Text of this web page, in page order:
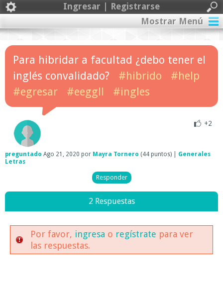
Ingresar | Registrarse
Mostrar Menú
Para hibridar a facultad ¿debo tener el
inglés convalidado?
#hibrido
#help
#egresar
#eeggll #ingles
+2
preguntado Ago 21, 2020 por Mayra Tornero (44 puntos)
Generales
Letras
2 Respuestas
Por favor, ingresa o regístrate para ver
las respuestas.